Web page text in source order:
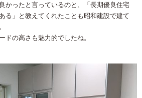
かったと言っているのと、「長期優良住宅
る」と教えてくれたことも昭和建設で建て
ドの高さも魅力的でしたね。